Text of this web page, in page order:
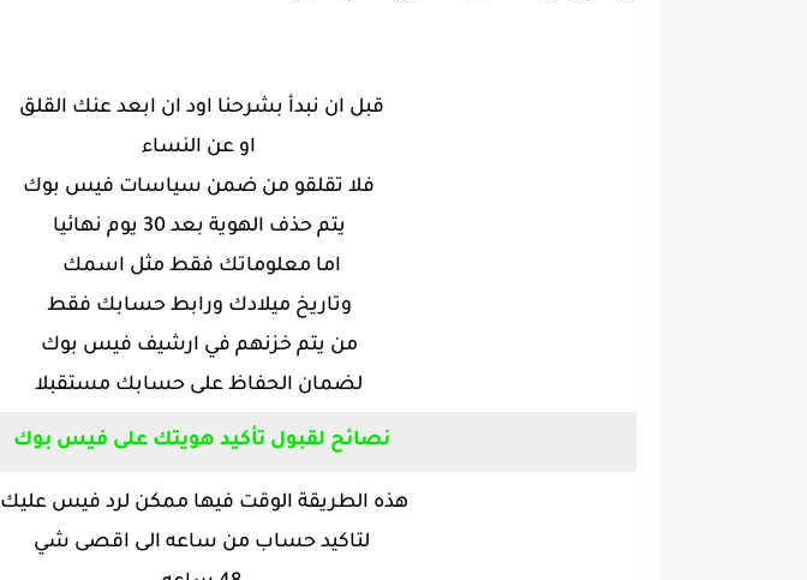
قبل ان نبدأ بشرحنا اود ان ابعد عنك القلق
او عن النساء
فلا تقلقو من ضمن سياسات فيس بوك
يتم حذف الهوية بعد 30 يوم نهائيا
اما معلوماتك فقط مثل اسمك
وتاريخ ميلادك ورابط حسابك فقط
من يتم خزنهم في ارشيف فيس بوك
لضمان الحفاظ على حسابك مستقبلا
نصائح لقبول تأكيد هويتك على فيس بوك
هذه الطريقة الوقت فيها ممكن لرد فيس عليك
لتاكيد حساب من ساعه الى اقصى شي